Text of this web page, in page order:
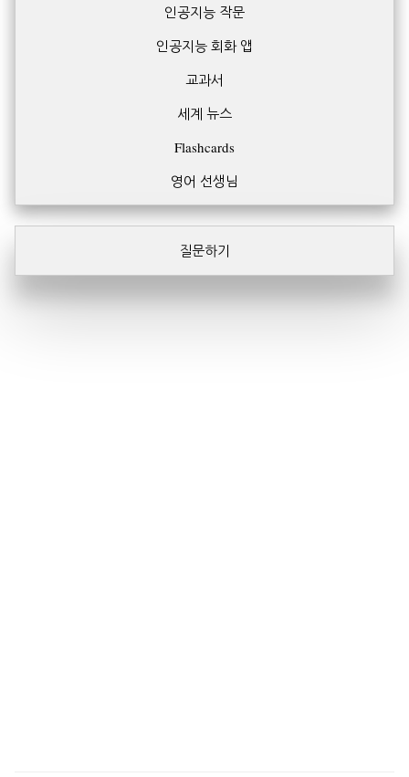
인공지능 작문
인공지능 회화 앱
교과서
세계 뉴스
Flashcards
영어 선생님
질문하기